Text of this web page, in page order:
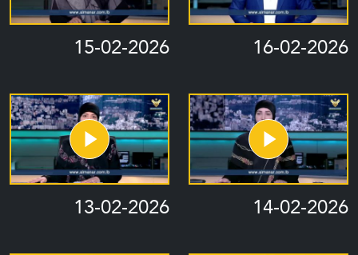
16-02-2026
15-02-2026
14-02-2026
13-02-2026